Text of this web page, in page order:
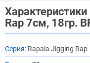
Rap 7см, 18гр.
Серия: Rapala Jigging Rap